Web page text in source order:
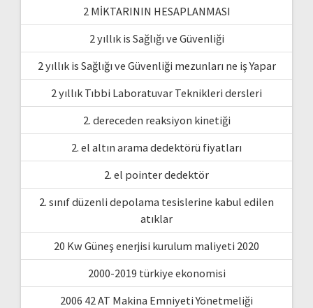
2 MİKTARININ HESAPLANMASI
2 yıllık is Sağlığı ve Güvenliği
2 yıllık is Sağlığı ve Güvenliği mezunları ne iş Yapar
2 yıllık Tıbbi Laboratuvar Teknikleri dersleri
2. dereceden reaksiyon kinetiği
2. el altın arama dedektörü fiyatları
2. el pointer dedektör
2. sınıf düzenli depolama tesislerine kabul edilen
atıklar
20 Kw Güneş enerjisi kurulum maliyeti 2020
2000-2019 türkiye ekonomisi
2006 42 AT Makina Emniyeti Yönetmeliği